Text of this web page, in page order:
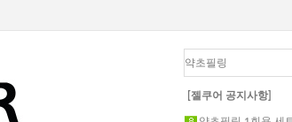
[젤쿠어 공지사항]
8월 이벤트
해초,약초필링세트
전화 주문 공지 이벤
8월 이벤트공지
약초필링 1회용 세